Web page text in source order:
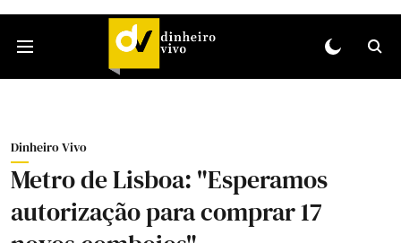
Dinheiro Vivo
Metro de Lisboa: "Esperamos
autorização para comprar 17